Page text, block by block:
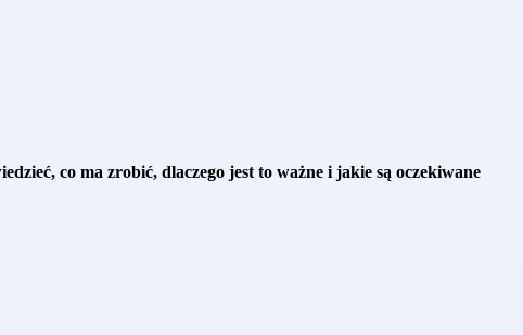
co ma zrobić, dlaczego jest to ważne i jakie są oczekiwane